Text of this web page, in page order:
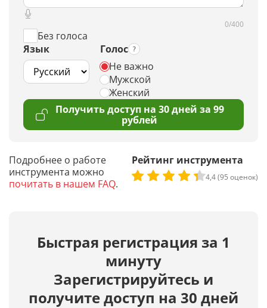
0/400
Без голоса
Язык
Голос
Не важно
Мужской
Женский
Получить доступ на 30 дней за 99
рублей
Подробнее о работе
инструмента можно
почитать в нашем FAQ.
Рейтинг инструмента
4,4 (95 оценок)
Быстрая регистрация за 1
минуту
Зарегистрируйтесь и
получите доступ на 30 дней